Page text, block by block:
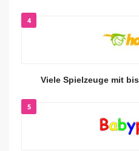
4
Viele Spielzeuge mit
5